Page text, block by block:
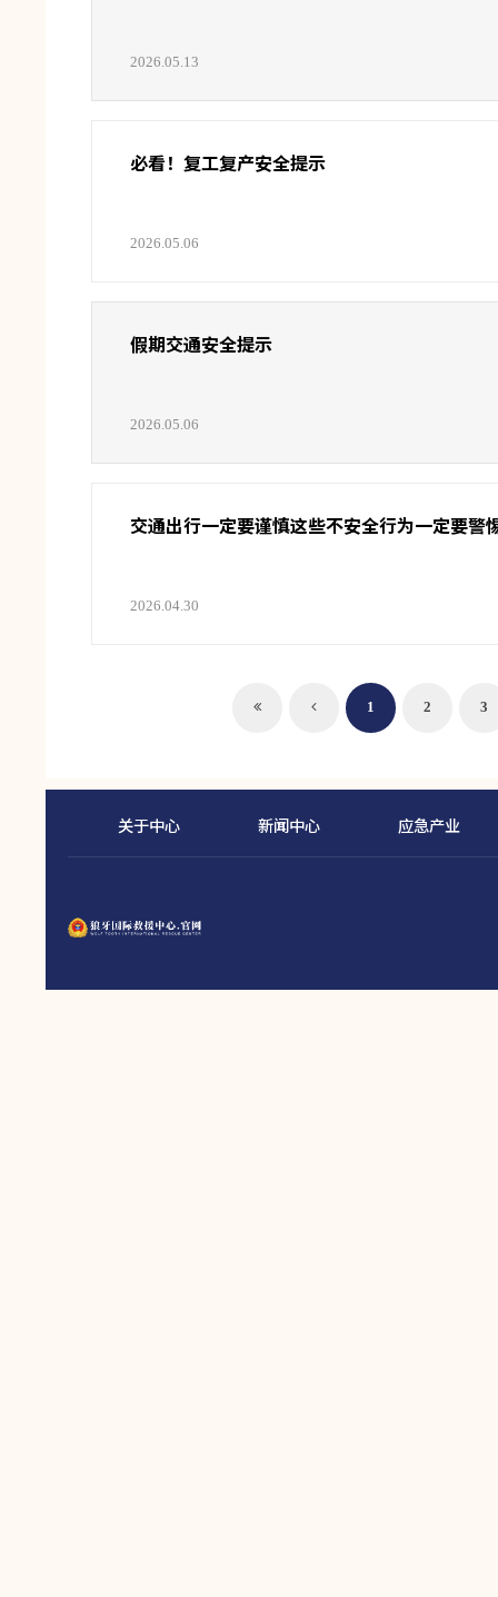
2026.05.13
必看！复工复产安全提示
2026.05.06
假期交通安全提示
2026.05.06
交通出行一定要谨慎这些不安全行为一定要警
2026.04.30
1 2 3
关于中心 新闻中心 应急产业